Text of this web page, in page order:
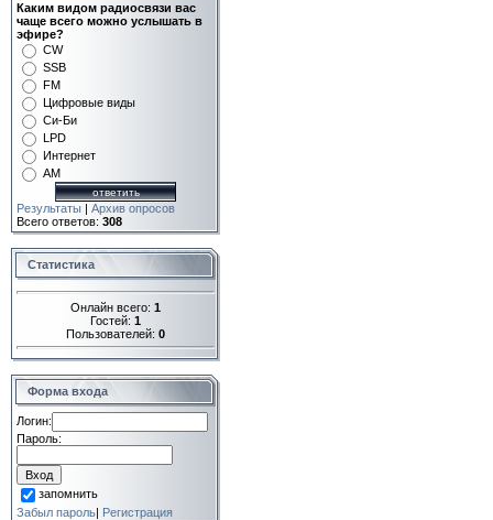
Каким видом радиосвязи вас
чаще всего можно услышать в
эфире?
CW
SSB
FM
Цифровые виды
Си-Би
LPD
Интернет
AM
Результаты | Архив опросов
Всего ответов: 308
Статистика
Онлайн всего: 1
Гостей: 1
Пользователей: 0
Форма входа
Логин:
Пароль:
запомнить
Забыл пароль| Регистрация